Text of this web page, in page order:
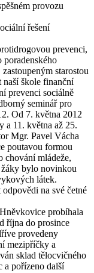
provozu
řešení
prevenci,
poradenského
starostou
škole finanční
prevenci sociálně
seminář pro
Od 7. května 2012
a 11. května až 25.
Mgr. Pavel Vácha
poutavou formou
chování mládeže,
bylo novinkou
látek.
na své četné
probíhala
října do prosince
provedeny
mezipříčky a
sklad tělocvičného
a pořízeno další